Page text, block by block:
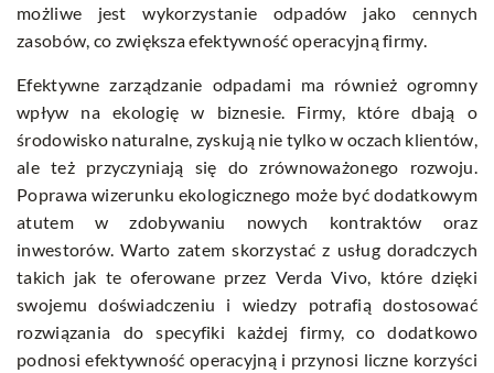
możliwe jest wykorzystanie odpadów jako cennych
zasobów, co zwiększa efektywność operacyjną firmy.
Efektywne zarządzanie odpadami ma również ogromny
wpływ na ekologię w biznesie. Firmy, które dbają o
środowisko naturalne, zyskują nie tylko w oczach klientów,
ale też przyczyniają się do zrównoważonego rozwoju.
Poprawa wizerunku ekologicznego może być dodatkowym
atutem w zdobywaniu nowych kontraktów oraz
inwestorów. Warto zatem skorzystać z usług doradczych
takich jak te oferowane przez Verda Vivo, które dzięki
swojemu doświadczeniu i wiedzy potrafią dostosować
rozwiązania do specyfiki każdej firmy, co dodatkowo
podnosi efektywność operacyjną i przynosi liczne korzyści